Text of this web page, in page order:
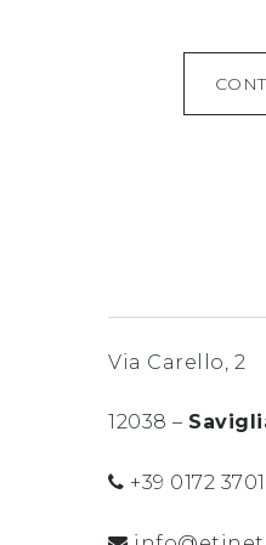
Via Carello, 2
12038 –
+39 0172